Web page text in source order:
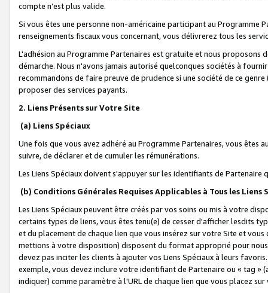
compte n’est plus valide.
Si vous êtes une personne non-américaine participant au
renseignements fiscaux vous concernant, vous délivrerez tous les
L'adhésion au Programme Partenaires est gratuite et nous proposons
démarche. Nous n'avons jamais autorisé quelconques sociétés à
recommandons de faire preuve de prudence si une société de ce
proposer des services payants.
2. Liens Présents sur Votre Site
(a) Liens Spéciaux
Une fois que vous avez adhéré au Programme Partenaires, vous êtes
suivre, de déclarer et de cumuler les rémunérations.
Les Liens Spéciaux doivent s'appuyer sur les identifiants de Partenaire
(b) Conditions Générales Requises Applicables à Tous les Liens
Les Liens Spéciaux peuvent être créés par vos soins ou mis à votre
certains types de liens, vous êtes tenu(e) de cesser d'afficher lesdits
et du placement de chaque lien que vous insérez sur votre Site et
mettions à votre disposition) disposent du format approprié pour
devez pas inciter les clients à ajouter vos Liens Spéciaux à leurs
exemple, vous devez inclure votre identifiant de Partenaire ou « tag
indiquer) comme paramètre à l'URL de chaque lien que vous placez